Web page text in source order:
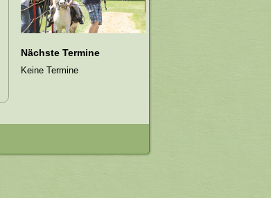
Nächste Termine
Keine Termine